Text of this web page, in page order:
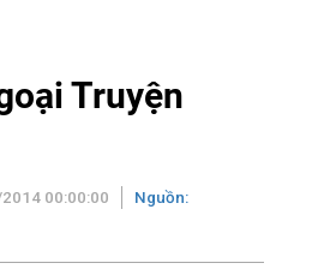
Truyện
00:00:00 Nguồn: